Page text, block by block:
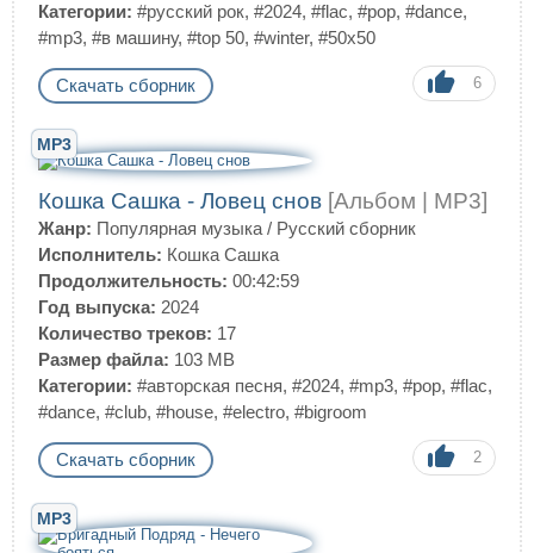
Категории: #русский рок, #2024, #flac, #pop, #dance,
#mp3, #в машину, #top 50, #winter, #50x50
Скачать сборник 6
MP3
Кошка Сашка - Ловец снов [Альбом | MP3]
Жанр: Популярная музыка / Русский сборник
Исполнитель: Кошка Сашка
Продолжительность: 00:42:59
Год выпуска: 2024
Количество треков: 17
Размер файла: 103 MB
Категории: #авторская песня, #2024, #mp3, #pop, #flac,
#dance, #club, #house, #electro, #bigroom
Скачать сборник 2
MP3